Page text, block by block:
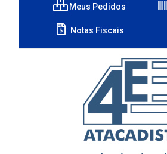
Meus Pedidos
Notas Fiscais